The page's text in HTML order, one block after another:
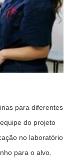
para diferentes
do projeto
no laboratório
para o alvo.